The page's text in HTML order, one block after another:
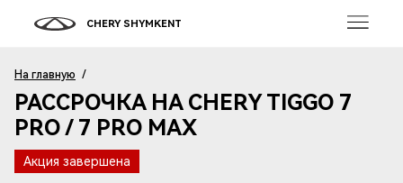
CHERY SHYMKENT
На главную /
РАССРОЧКА НА CHERY TIGGO 7
PRO / 7 PRO MAX
Акция завершена